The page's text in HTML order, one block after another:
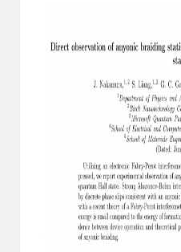
علم
روایتگری در علم
ظهور
فرکتال
ماشین لرنینگ
مکانیک کوانتومی